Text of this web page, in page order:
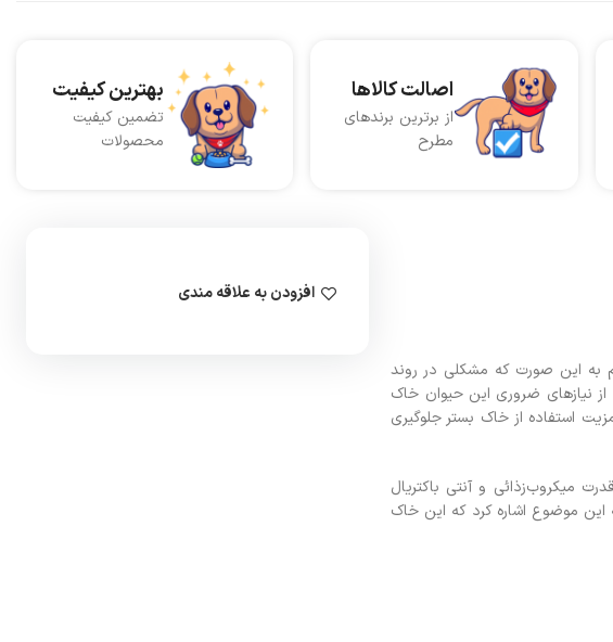
اصالت کالاها
از برترین برندهای
مطرح
بهترین کیفیت
تضمین کیفیت
محصولات
به این صورت که مشکلی در روند
نیازهای ضروری این حیوان خاک
استفاده از خاک بستر جلوگیری
میکروب‌زذائی و آنتی باکتریال
موضوع اشاره کرد که این خاک
افزودن به علاقه مندی